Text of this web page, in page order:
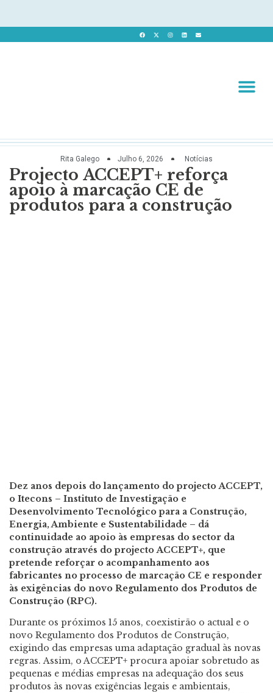
Rita Galego Julho 6, 2026 Notícias
Projecto ACCEPT+ reforça
apoio à marcação CE de
produtos para a construção
Dez anos depois do lançamento do projecto ACCEPT,
o Itecons – Instituto de Investigação e
Desenvolvimento Tecnológico para a Construção,
Energia, Ambiente e Sustentabilidade – dá
continuidade ao apoio às empresas do sector da
construção através do projecto ACCEPT+, que
pretende reforçar o acompanhamento aos
fabricantes no processo de marcação CE e responder
às exigências do novo Regulamento dos Produtos de
Construção (RPC).
Durante os próximos 15 anos, coexistirão o actual e o
novo Regulamento dos Produtos de Construção,
exigindo das empresas uma adaptação gradual às novas
regras. Assim, o ACCEPT+ procura apoiar sobretudo as
pequenas e médias empresas na adequação dos seus
produtos às novas exigências legais e ambientais,